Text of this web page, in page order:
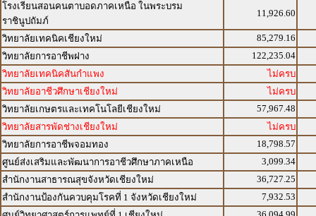
โรงเรียนสอนคนตาบอดภาคเหนือ ในพระบรม
ราชินูปถัมภ์
11,926.60
วิทยาลัยเทคนิคเชียงใหม่
85,279.16
วิทยาลัยการอาชีพฝาง
122,235.04
วิทยาลัยเทคนิคสันกำแพง
ไม่ครบ
วิทยาลัยอาชีวศึกษาเชียงใหม่
ไม่ครบ
วิทยาลัยเกษตรและเทคโนโลยีเชียงใหม่
57,967.48
วิทยาลัยสารพัดช่างเชียงใหม่
ไม่ครบ
วิทยาลัยการอาชีพจอมทอง
18,798.57
ศูนย์ส่งเสริมและพัฒนาการอาชีวศึกษาภาคเหนือ
3,099.34
สำนักงานสาธารณสุขจังหวัดเชียงใหม่
36,727.25
สำนักงานป้องกันควบคุมโรคที่ 1 จังหวัดเชียงใหม่
7,932.53